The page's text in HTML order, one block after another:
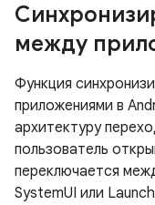
между
Функция
приложениями в
архитектуру
пользователь
переключается
SystemUI или